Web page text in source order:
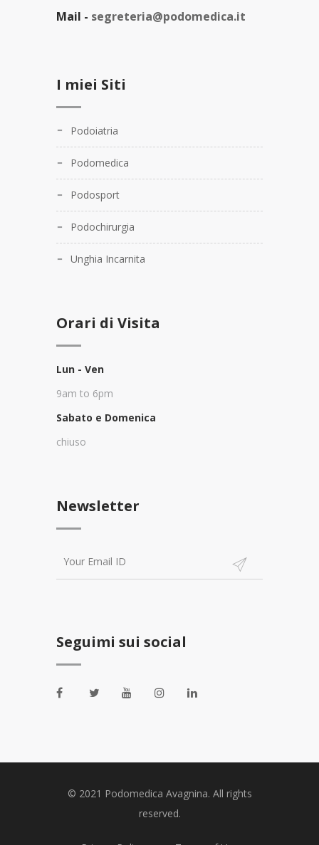
Mail - segreteria@podomedica.it
I miei Siti
Podoiatria
Podomedica
Podosport
Podochirurgia
Unghia Incarnita
Orari di Visita
Lun - Ven
9am to 6pm
Sabato e Domenica
chiuso
Newsletter
Seguimi sui social
© 2021 Podomedica Avagnina. All rights
reserved.